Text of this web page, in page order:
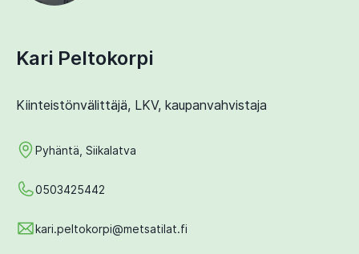
Kari Peltokorpi
Kiinteistönvälittäjä, LKV, kaupanvahvistaja
Pyhäntä, Siikalatva
0503425442
kari.peltokorpi@metsatilat.fi